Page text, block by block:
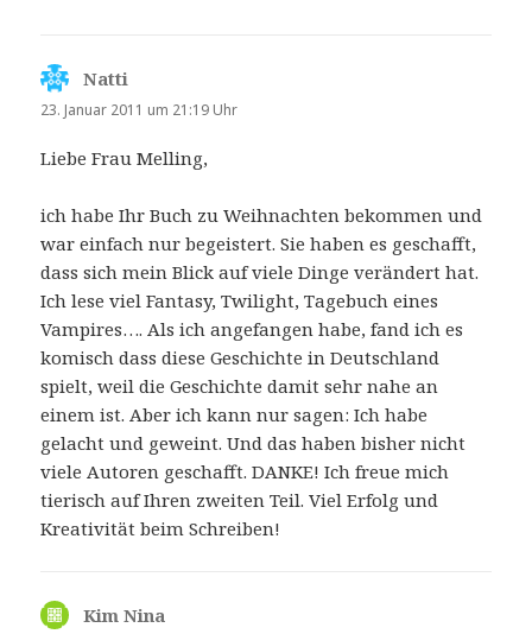
Natti
23. Januar 2011 um 21:19 Uhr
Liebe Frau Melling,
ich habe Ihr Buch zu Weihnachten bekommen und
war einfach nur begeistert. Sie haben es geschafft,
dass sich mein Blick auf viele Dinge verändert hat.
Ich lese viel Fantasy, Twilight, Tagebuch eines
Vampires…. Als ich angefangen habe, fand ich es
komisch dass diese Geschichte in Deutschland
spielt, weil die Geschichte damit sehr nahe an
einem ist. Aber ich kann nur sagen: Ich habe
gelacht und geweint. Und das haben bisher nicht
viele Autoren geschafft. DANKE! Ich freue mich
tierisch auf Ihren zweiten Teil. Viel Erfolg und
Kreativität beim Schreiben!
Kim Nina